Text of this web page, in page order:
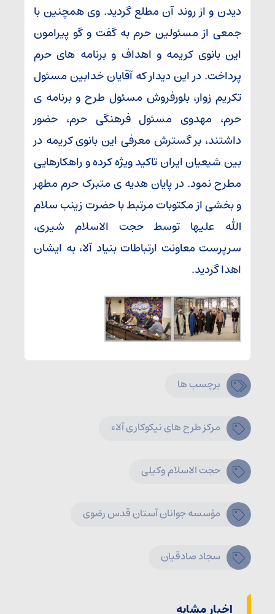
دیدن و از روند آن مطلع گردید. وی همچنین با
جمعی از مسئولین حرم به گفت و گو پیرامون
این بانوی کریمه و اهداف و برنامه های حرم
پرداخت. در این دیدار که آقایان خدابین مسئول
تکریم زوار، بلورفروش مسئول طرح و برنامه ی
حرم، مهدوی مسئول فرهنگی حرم، حضور
داشتند، بر گسترش معرفی این بانوی کریمه در
بین شیعیان ایران تاکید ویژه کرده و راهکارهایی
مطرح نمود. در پایان هدیه ی متبرک حرم مطهر
و بخشی از مکتوبات مرتبط با حضرت زینب سلام
الله علیها توسط حجت الاسلام شیری،
سرپرست معاونت ارتباطات بنیاد آلا، به ایشان
اهدا گردید.
برچسب ها
مرکز طرح های نیکوکاری آلاء
حجت الاسلام وکیلی
مؤسسه جوانان آستان قدس رضوی
سجاد صادقیان
اخبار مشابه